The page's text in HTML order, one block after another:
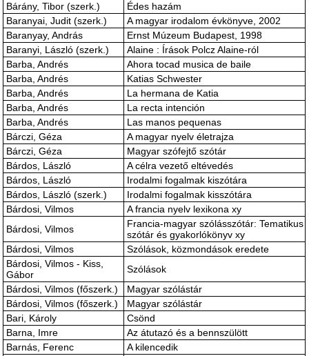
Bárány, Tibor (szerk.)
Édes hazám
Baranyai, Judit (szerk.)
A magyar irodalom évkönyve, 2002
Baranyay, András
Ernst Múzeum Budapest, 1998
Baranyi, László (szerk.)
Alaine : Írások Polcz Alaine-ról
Barba, Andrés
Ahora tocad musica de baile
Barba, Andrés
Katias Schwester
Barba, Andrés
La hermana de Katia
Barba, Andrés
La recta intención
Barba, Andrés
Las manos pequenas
Bárczi, Géza
A magyar nyelv életrajza
Bárczi, Géza
Magyar szófejtő szótár
Bárdos, László
A célra vezető eltévedés
Bárdos, László
Irodalmi fogalmak kiszótára
Bárdos, László (szerk.)
Irodalmi fogalmak kisszótára
Bárdosi, Vilmos
A francia nyelv lexikona xy
Bárdosi, Vilmos
Francia-magyar szólásszótár: Tematikus
szótár és gyakorlókönyv xy
Bárdosi, Vilmos
Szólások, közmondások eredete
Bárdosi, Vilmos - Kiss,
Gábor
Szólások
Bárdosi, Vilmos (főszerk.)
Magyar szólástár
Bárdosi, Vilmos (főszerk.)
Magyar szólástár
Bari, Károly
Csönd
Barna, Imre
Az átutazó és a bennszülött
Barnás, Ferenc
A kilencedik